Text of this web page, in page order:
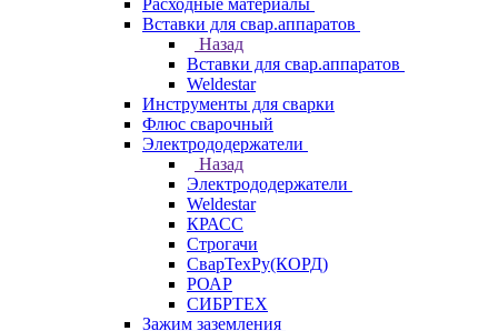
Расходные материалы
Вставки для свар.аппаратов
Назад
Вставки для свар.аппаратов
Weldestar
Инструменты для сварки
Флюс сварочный
Электрододержатели
Назад
Электрододержатели
Weldestar
КРАСС
Строгачи
СварТехРу(КОРД)
РОАР
СИБРТЕХ
Зажим заземления